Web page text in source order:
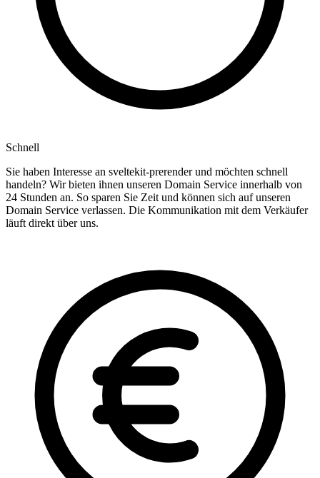
Schnell
Sie haben Interesse an sveltekit-prerender und möchten schnell
handeln? Wir bieten ihnen unseren Domain Service innerhalb von
24 Stunden an. So sparen Sie Zeit und können sich auf unseren
Domain Service verlassen. Die Kommunikation mit dem Verkäufer
läuft direkt über uns.